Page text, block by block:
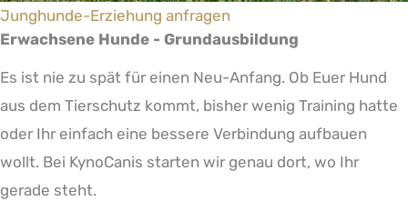
Junghunde-Erziehung anfragen
Erwachsene Hunde - Grundausbildung
Es ist nie zu spät für einen Neu-Anfang. Ob Euer Hund
aus dem Tierschutz kommt, bisher wenig Training hatte
oder Ihr einfach eine bessere Verbindung aufbauen
wollt. Bei KynoCanis starten wir genau dort, wo Ihr
gerade steht.